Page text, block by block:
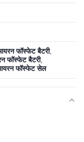
फॉस्फेट बैटरी,
फॉस्फेट बैटरी,
फॉस्फेट सेल